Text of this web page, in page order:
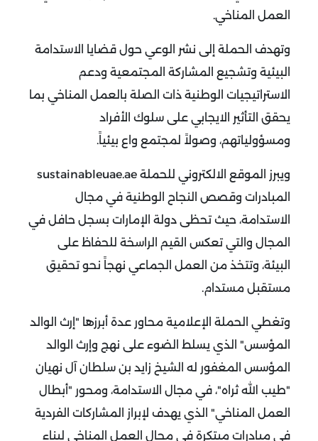
العمل المناخي.
وتهدف الحملة إلى نشر الوعي حول قضايا الاستدامة
البيئية وتشجيع المشاركة المجتمعية ودعم
الاستراتيجيات الوطنية ذات الصلة بالعمل المناخي بما
يحقق التأثير الايجابي على سلوك الأفراد
ومسؤولياتهم، وصولاً لمجتمع واع بيئياً.
ويبرز الموقع الالكتروني للحملة sustainableuae.ae
المبادرات وقصص النجاح الوطنية في مجال
الاستدامة، حيث تحظى دولة الإمارات بسجل حافل في
المجال والتي تعكس القيم الراسخة للحفاظ على
البيئة، وتتخذ من العمل الجماعي نهجاً نحو تحقيق
مستقبل مستدام.
وتغطي الحملة الإعلامية محاور عدة أبرزها "إرث الوالد
المؤسس" الذي يسلط الضوء على نهج وإرث الوالد
المؤسس المغفور له الشيخ زايد بن سلطان آل نهيان
"طيب الله ثراه"، في مجال الاستدامة، ومحور "أبطال
العمل المناخي" الذي يهدف لإبراز المشاركات الفردية
في مبادرات مبتكرة في مجال العمل المناخي لبناء